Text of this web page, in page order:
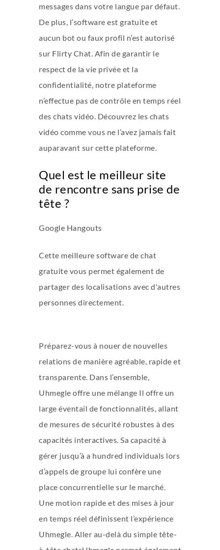
messages dans votre langue par défaut.
De plus, l’software est gratuite et
aucun bot ou faux profil n’est autorisé
sur Flirty Chat. Afin de garantir le
respect de la vie privée et la
confidentialité, notre plateforme
n’effectue pas de contrôle en temps réel
des chats vidéo. Découvrez les chats
vidéo comme vous ne l’avez jamais fait
auparavant sur cette plateforme.
Quel est le meilleur site
de rencontre sans prise de
tête ?
Google Hangouts
Cette meilleure software de chat
gratuite vous permet également de
partager des localisations avec d'autres
personnes directement.
Préparez-vous à nouer de nouvelles
relations de manière agréable, rapide et
transparente. Dans l’ensemble,
Uhmegle offre une mélange Il offre un
large éventail de fonctionnalités, allant
de mesures de sécurité robustes à des
capacités interactives. Sa capacité à
gérer jusqu’à a hundred individuals lors
d’appels de groupe lui confère une
place concurrentielle sur le marché.
Une motion rapide et des mises à jour
en temps réel définissent l’expérience
Uhmegle. Aller au-delà du simple tête-